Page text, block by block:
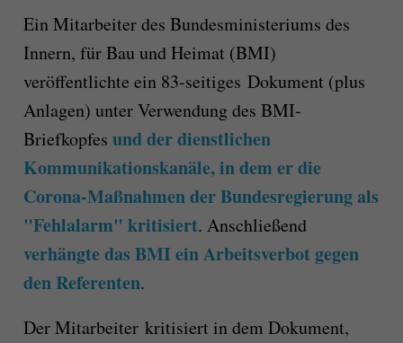
Ein Mitarbeiter des Bundesministeriums des
Innern, für Bau und Heimat (BMI)
veröffentlichte ein 83-seitiges Dokument (plus
Anlagen) unter Verwendung des BMI-
Briefkopfes und der dienstlichen
Kommunikationskanäle, in dem er die
Corona-Maßnahmen der Bundesregierung als
"Fehlalarm" kritisiert. Anschließend
verhängte das BMI ein Arbeitsverbot gegen
den Referenten.
Der Mitarbeiter kritisiert in dem Dokument,